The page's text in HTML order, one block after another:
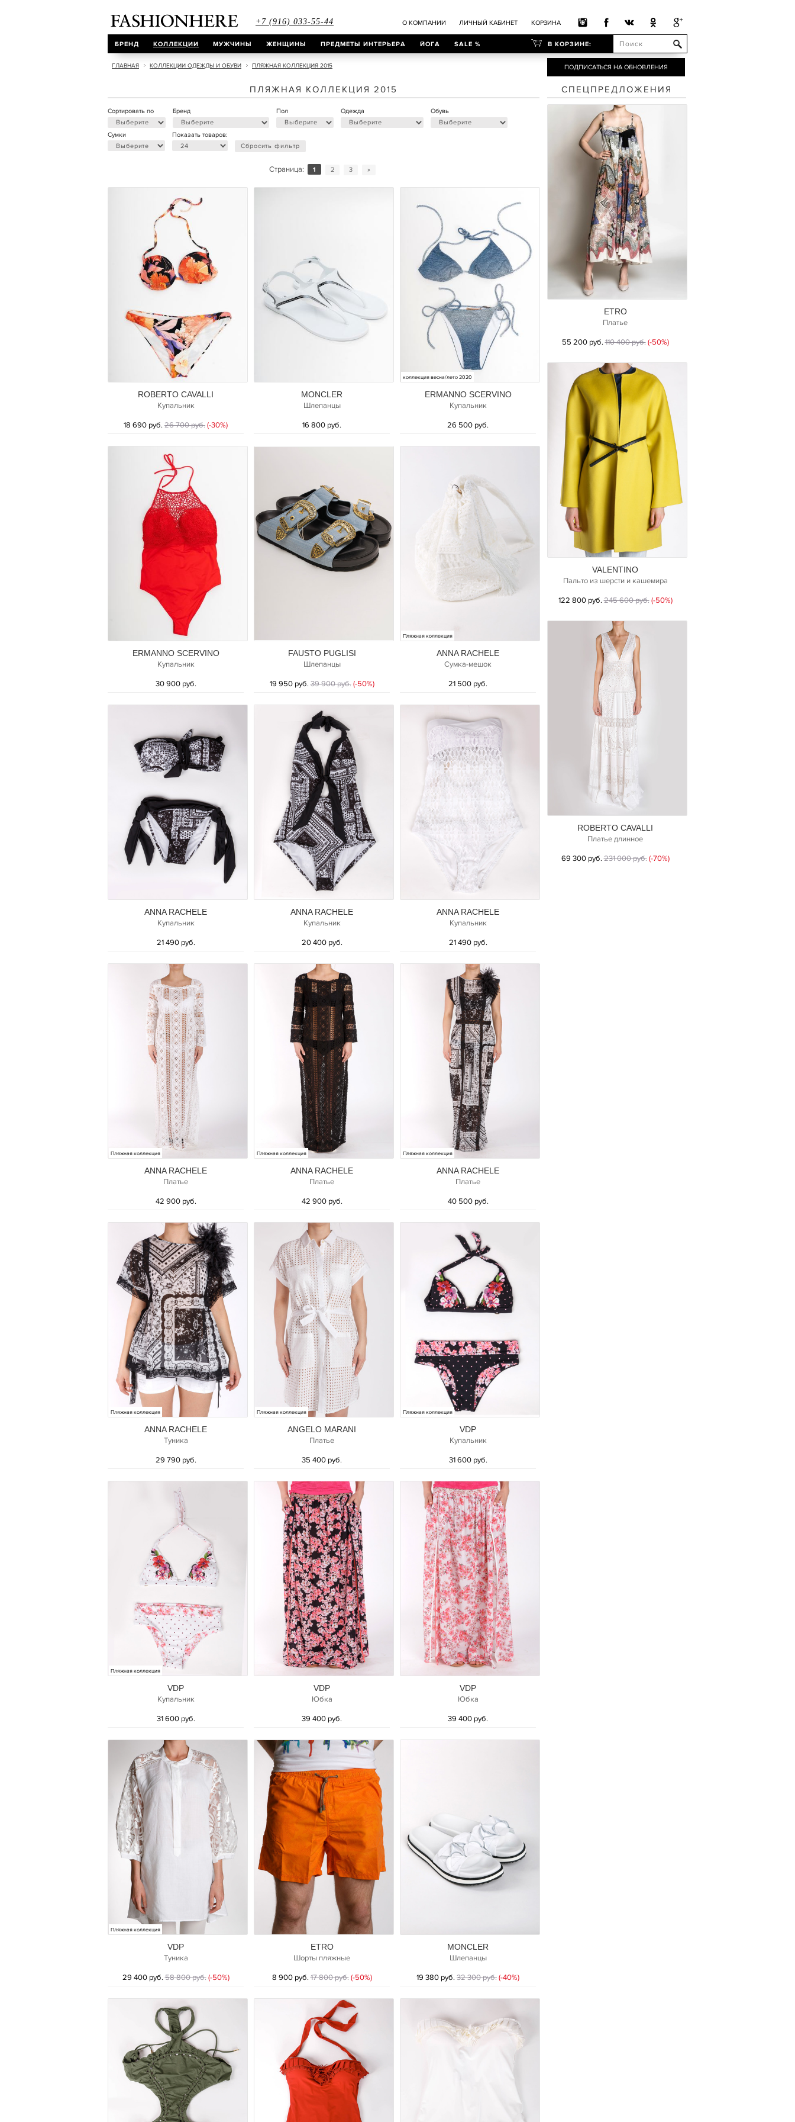
+7 (916) 033-55-44 О КОМПАНИИ ЛИЧНЫЙ КАБИНЕТ КОРЗИНА
В КОРЗИНЕ:
БРЕНД КОЛЛЕКЦИИ МУЖЧИНЫ ЖЕНЩИНЫ ПРЕДМЕТЫ ИНТЕРЬЕРА ЙОГА SALE %
ГЛАВНАЯ КОЛЛЕКЦИИ ОДЕЖДЫ И ОБУВИ ПЛЯЖНАЯ КОЛЛЕКЦИЯ 2015
ПЛЯЖНАЯ КОЛЛЕКЦИЯ 2015
Сортировать по Бренд Пол Одежда Обувь
Сумки
Показать товаров:
Сбросить фильтр
Страница: 1 2 3 »
ROBERTO CAVALLI
Купальник
18 690 руб.26 700 руб.(-30%)
MONCLER
Шлепанцы
16 800 руб.
ERMANNO SCERVINO
коллекция весна/лето 2020
Купальник
26 500 руб.
ERMANNO SCERVINO
Купальник
30 900 руб.
FAUSTO PUGLISI
Шлепанцы
19 950 руб.39 900 руб. (-50%)
ANNA RACHELE
Пляжная коллекция
Сумка-мешок
21 500 руб.
ANNA RACHELE
Купальник
21 490 руб.
ANNA RACHELE
Купальник
20 400 руб.
ANNA RACHELE
Купальник
21 490 руб.
ANNA RACHELE
Пляжная коллекция
Платье
42 900 руб.
ANNA RACHELE
Пляжная коллекция
Платье
42 900 руб.
ANNA RACHELE
Пляжная коллекция
Платье
40 500 руб.
ANNA RACHELE
Пляжная коллекция
Туника
29 790 руб.
ANGELO MARANI
Пляжная коллекция
Платье
35 400 руб.
VDP
Пляжная коллекция
Купальник
31 600 руб.
VDP
Пляжная коллекция
Купальник
31 600 руб.
VDP
Юбка
39 400 руб.
VDP
Юбка
39 400 руб.
VDP
Пляжная коллекция
Туника
29 400 руб.58 800 руб. (-50%)
ETRO
Шорты пляжные
8 900 руб.17 800 руб. (-50%)
MONCLER
Шлепанцы
19 380 руб.32 300 руб.(-40%)
ПОДПИСАТЬСЯ НА ОБНОВЛЕНИЯ
СПЕЦПРЕДЛОЖЕНИЯ
ETRO
Платье
55 200 руб.110 400 руб. (-50%)
VALENTINO
Пальто из шерсти и кашемира
122 800 руб.245 600 руб. (-50%)
ROBERTO CAVALLI
Платье длинное
69 300 руб.231 000 руб. (-70%)